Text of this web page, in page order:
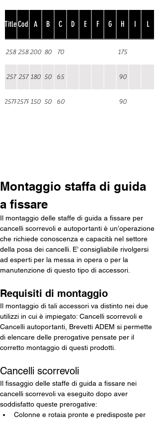
TitleCod A B C D E F G H I L
258 258200 80 70 175
257 257 180 50 65 90
257P257P 150 50 60 90
Montaggio staffa di guida
a fissare
Il montaggio delle staffe di guida a fissare per
cancelli scorrevoli e autoportanti è un’operazione
che richiede conoscenza e capacità nel settore
della posa dei cancelli. E’ consigliabile rivolgersi
ad esperti per la messa in opera o per la
manutenzione di questo tipo di accessori.
Requisiti di montaggio
Il montaggio di tali accessori va distinto nei due
utilizzi in cui è impiegato: Cancelli scorrevoli e
Cancelli autoportanti, Brevetti ADEM si permette
di elencare delle prerogative pensate per il
corretto montaggio di questi prodotti.
Cancelli scorrevoli
Il fissaggio delle staffe di guida a fissare nei
cancelli scorrevoli va eseguito dopo aver
soddisfatto queste prerogative:
Colonne e rotaia pronte e predisposte per